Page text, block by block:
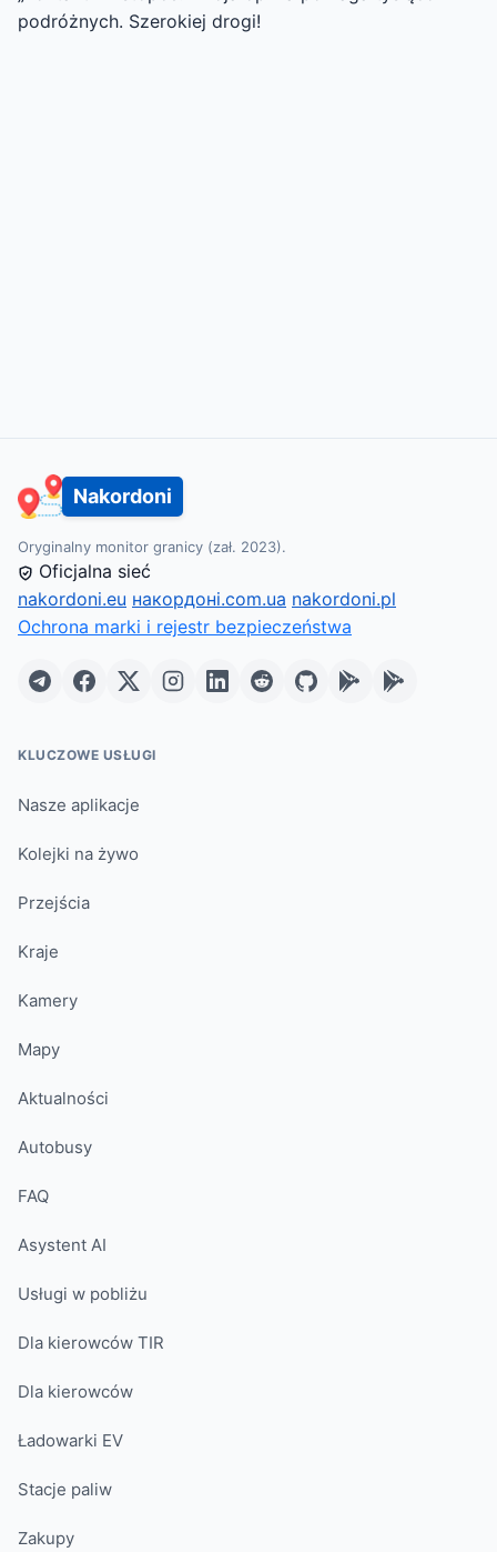
podróżnych. Szerokiej drogi!
Nakordoni
Oryginalny monitor granicy (zał. 2023).
Oficjalna sieć
nakordoni.eu накордоні.com.ua nakordoni.pl
Ochrona marki i rejestr bezpieczeństwa
KLUCZOWE USŁUGI
Nasze aplikacje
Kolejki na żywo
Przejścia
Kraje
Kamery
Mapy
Aktualności
Autobusy
FAQ
Asystent AI
Usługi w pobliżu
Dla kierowców TIR
Dla kierowców
Ładowarki EV
Stacje paliw
Zakupy